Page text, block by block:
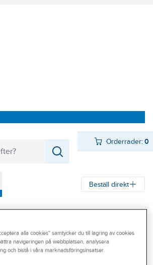
Orderrader:0
Beställ direkt
PETZL
alla cookies" samtycker du till lagring av cookies
navigeringen på webbplatsen, analysera
och bistå i våra marknadsföringsinsatser.